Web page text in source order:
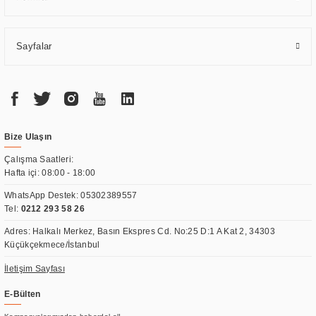
Sayfalar
Bize Ulaşın
Çalışma Saatleri:
Hafta içi: 08:00 - 18:00
WhatsApp Destek:05302389557
Tel: 0212 293 58 26
Adres: Halkalı Merkez, Basın Ekspres Cd. No:25 D:1 A Kat 2, 34303
Küçükçekmece/İstanbul
İletişim Sayfası
E-Bülten